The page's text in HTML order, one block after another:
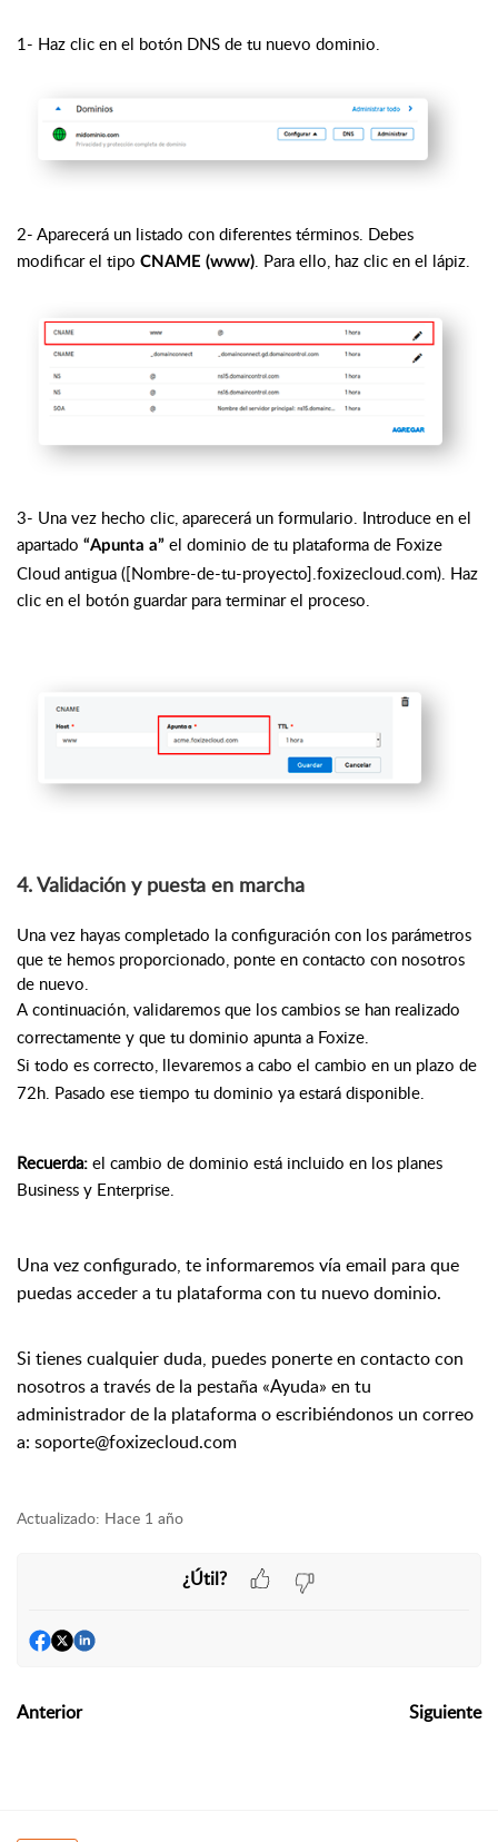
1- Haz clic en el botón DNS de tu nuevo dominio.
2- Aparecerá un listado con diferentes términos. Debes
modificar el tipo CNAME (www) Para ello, haz clic en el lápiz.
3- Una vez hecho clic, aparecerá un formulario. Introduce en el
apartado “Apunta a” el dominio de tu plataforma de Foxize
Cloud antigua ([Nombre-de-tu-proyecto].foxizecloud.com). Haz
clic en el botón guardar para terminar el proceso.
4. Validación y puesta en marcha
Una vez hayas completado la configuración con los parámetros
que te hemos proporcionado, ponte en contacto con nosotros
de nuevo.
A continuación, validaremos que los cambios se han realizado
correctamente y que tu dominio apunta a Foxize.
Si todo es correcto, llevaremos a cabo el cambio en un plazo de
72h. Pasado ese tiempo tu dominio ya estará disponible.
Recuerda: el cambio de dominio está incluido en los planes
Business y Enterprise.
Una vez configurado, te informaremos vía email para que
puedas acceder a tu plataforma con tu nuevo dominio.
Si tienes cualquier duda, puedes ponerte en contacto con
nosotros a través de la pestaña «Ayuda» en tu
administrador de la plataforma o escribiéndonos un correo
a: soporte@foxizecloud.com
Actualizado: Hace 1 año
¿Útil?
Anterior Siguiente